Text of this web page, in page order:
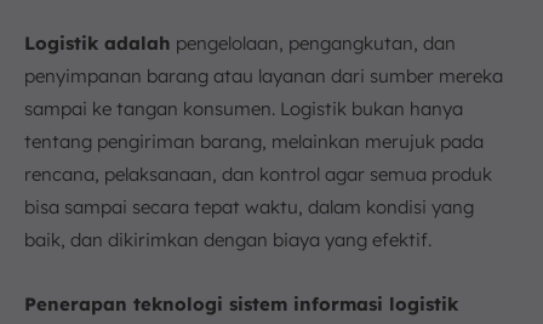
Logistik adalah pengelolaan, pengangkutan, dan
penyimpanan barang atau layanan dari sumber mereka
sampai ke tangan konsumen. Logistik bukan hanya
tentang pengiriman barang, melainkan merujuk pada
rencana, pelaksanaan, dan kontrol agar semua produk
bisa sampai secara tepat waktu, dalam kondisi yang
baik, dan dikirimkan dengan biaya yang efektif.
Penerapan teknologi sistem informasi logistik